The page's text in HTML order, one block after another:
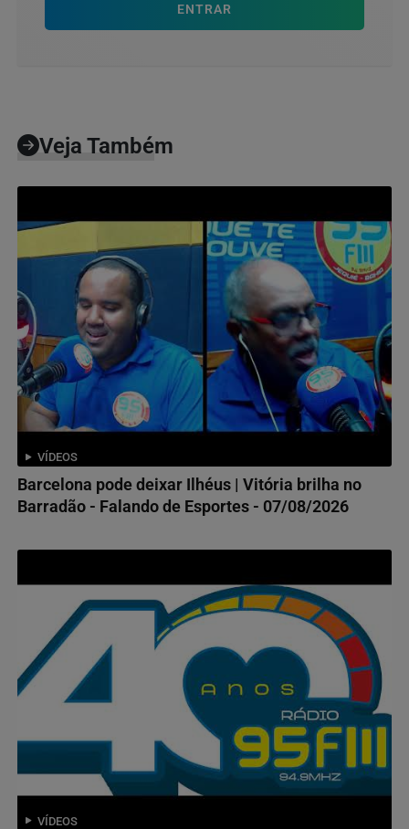
ENTRAR
Veja Também
VÍDEOS
Barcelona pode deixar Ilhéus | Vitória brilha no
Barradão - Falando de Esportes - 07/08/2026
VÍDEOS